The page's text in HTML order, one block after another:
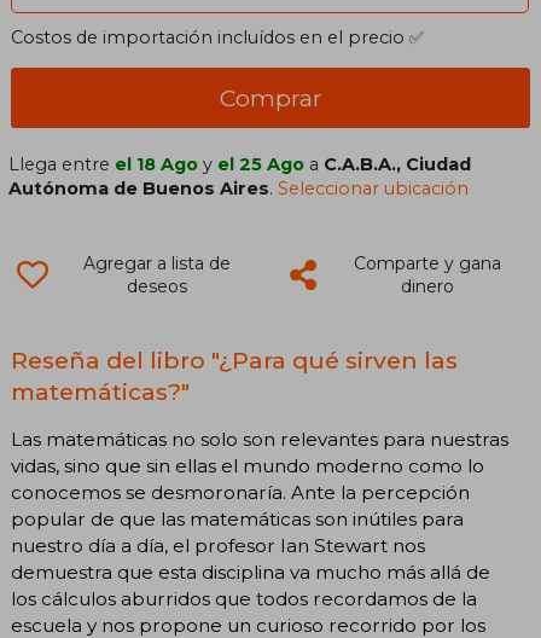
Costos de importación incluídos en el precio ✅
Comprar
Llega entre el 18 Ago y el 25 Ago a C.A.B.A., Ciudad
Autónoma de Buenos Aires.Seleccionar ubicación
Agregar a lista de
deseos
Comparte y gana
dinero
Reseña del libro "¿Para qué sirven las
matemáticas?"
Las matemáticas no solo son relevantes para nuestras
vidas, sino que sin ellas el mundo moderno como lo
conocemos se desmoronaría. Ante la percepción
popular de que las matemáticas son inútiles para
nuestro día a día, el profesor Ian Stewart nos
demuestra que esta disciplina va mucho más allá de
los cálculos aburridos que todos recordamos de la
escuela y nos propone un curioso recorrido por los